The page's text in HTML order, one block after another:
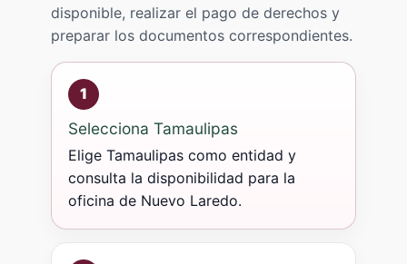
disponible, realizar el pago de derechos y
preparar los documentos correspondientes.
1
Selecciona Tamaulipas
Elige Tamaulipas como entidad y
consulta la disponibilidad para la
oficina de Nuevo Laredo.